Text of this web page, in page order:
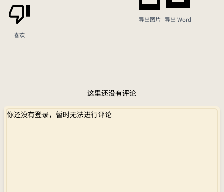
喜欢
导出图片 导出 Word
这里还没有评论
你还没有登录，暂时无法进行评论